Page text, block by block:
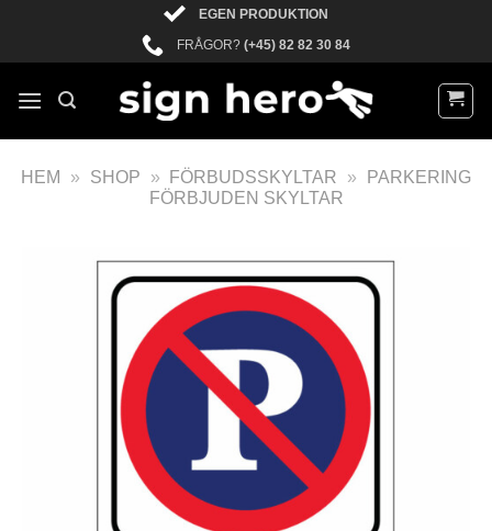
EGEN PRODUKTION
FRÅGOR? (+45) 82 82 30 84
HEM » SHOP » FÖRBUDSSKYLTAR »
PARKERING
FÖRBJUDEN SKYLTAR